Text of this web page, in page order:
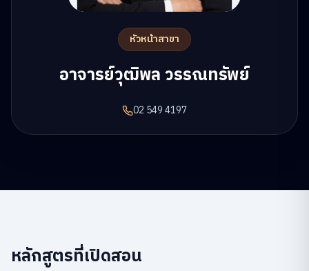
หัวหน้าสาขา
อาจารย์วุฒิพล วรรณทรัพย์
02 549 4197
หลักสูตรที่เปิดสอน